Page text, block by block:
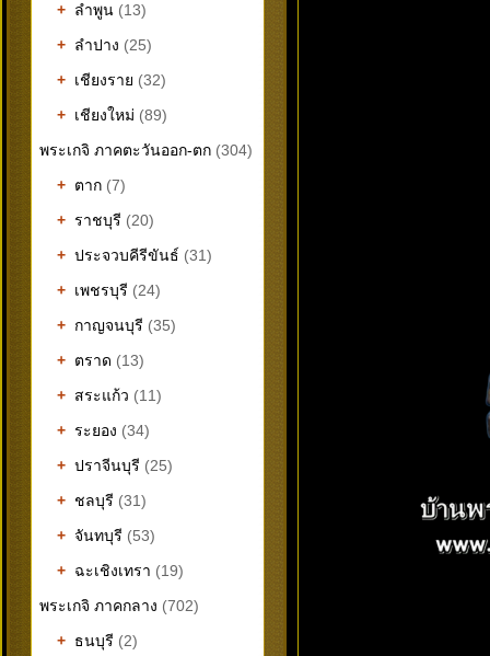
+ ลำพูน (13)
+ ลำปาง (25)
+ เชียงราย (32)
+ เชียงใหม่ (89)
พระเกจิ ภาคตะวันออก-ตก (304)
+ ตาก (7)
+ ราชบุรี (20)
+ ประจวบคีรีขันธ์ (31)
+ เพชรบุรี (24)
+ กาญจนบุรี (35)
+ ตราด (13)
+ สระแก้ว (11)
+ ระยอง (34)
+ ปราจีนบุรี (25)
+ ชลบุรี (31)
+ จันทบุรี (53)
+ ฉะเชิงเทรา (19)
พระเกจิ ภาคกลาง (702)
+ ธนบุรี (2)